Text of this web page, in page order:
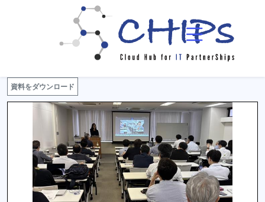
イベント詳細
資料をダウンロード